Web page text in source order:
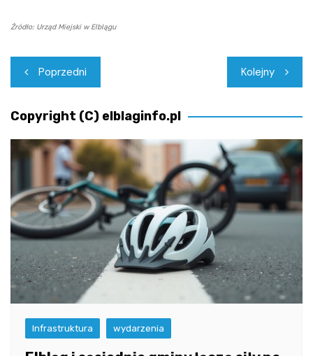
Źródło: Urząd Miejski w Elblągu
Nawigacja
wpisu
Poprzedni Kolejny
Copyright (C) elblaginfo.pl
Infrastruktura wydarzenia